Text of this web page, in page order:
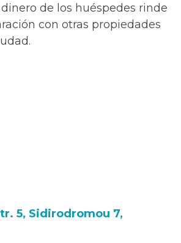
de los huéspedes rinde
con otras propiedades
5, Sidirodromou 7,